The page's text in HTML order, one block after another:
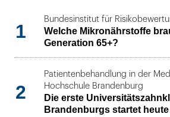
1
Bundesinstitut für
Welche Mikronährstoffe
Generation 65+?
2
Patientenbehandlung in der
Hochschule Brandenburg
Die erste
Brandenburgs startet